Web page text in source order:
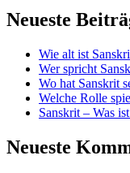
Neueste
Wie alt ist
Wer spricht
Wo hat Sanskrit
Welche Rolle
Sanskrit – Was
Neueste